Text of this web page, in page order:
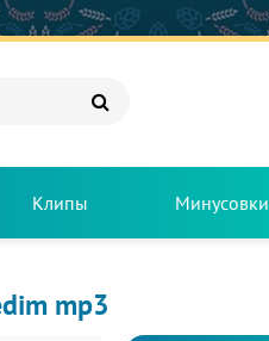
Клипы Минусовки
mp3